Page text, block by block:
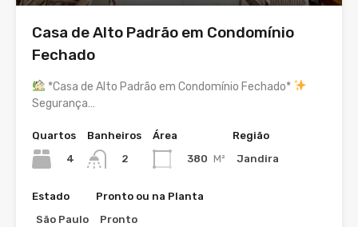
Casa de Alto Padrão em Condomínio
Fechado
*Casa de Alto Padrão em Condomínio Fechado*
Segurança…
Quartos
4
Banheiros
2
Área
380 M²
Região
Jandira
Estado
São Paulo
Pronto ou na Planta
Pronto